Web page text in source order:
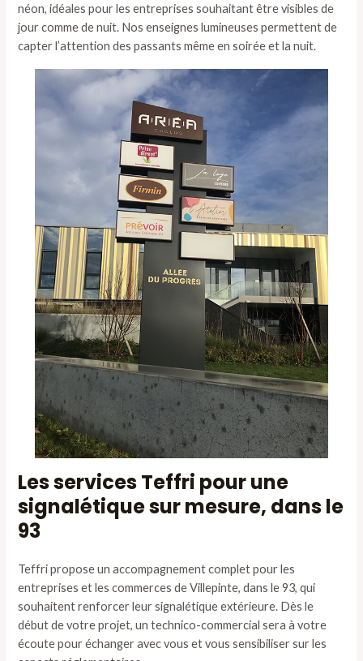
néon, idéales pour les entreprises souhaitant être visibles de
jour comme de nuit. Nos enseignes lumineuses permettent de
capter l’attention des passants même en soirée et la nuit.
Les services Teffri pour une
signalétique sur mesure, dans le
93
Teffri propose un accompagnement complet pour les
entreprises et les commerces de Villepinte, dans le 93, qui
souhaitent renforcer leur signalétique extérieure. Dès le
début de votre projet, un technico-commercial sera à votre
écoute pour échanger avec vous et vous sensibiliser sur les